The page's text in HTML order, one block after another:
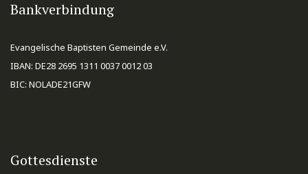
Bankverbindung
Evangelische Baptisten Gemeinde e.V.
IBAN: DE28 2695 1311 0037 0012 03
BIC: NOLADE21GFW
Gottesdienste